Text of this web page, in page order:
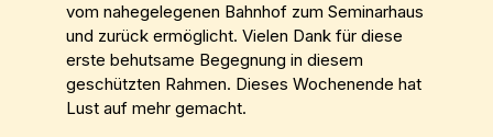
vom nahegelegenen Bahnhof zum Seminarhaus
und zurück ermöglicht. Vielen Dank für diese
erste behutsame Begegnung in diesem
geschützten Rahmen. Dieses Wochenende hat
Lust auf mehr gemacht.